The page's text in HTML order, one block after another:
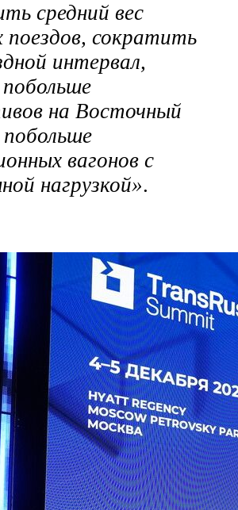
средний вес
поездов, сократить
интервал,
на Восточный
побольше
вагонов с
нагрузкой».